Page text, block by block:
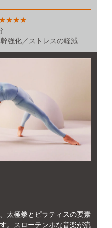
★★★★
強化／ストレスの軽減
太極拳とピラティスの要素
。スローテンポな音楽が流